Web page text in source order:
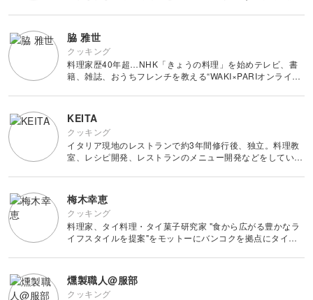
ト。 企業へのレシピ提供、テレビ・雑誌などメディア出演
のほか
脇 雅世
クッキング
料理家歴40年超…NHK「きょうの料理」を始めテレビ、書
籍、雑誌、おうちフレンチを教える“WAKI×PARIオンライン
な料理をご紹介。2020年にはSNSを使って4000人以上の料
KEITA
クッキング
イタリア現地のレストランで約3年間修行後、独立。料理教
室、レシピ開発、レストランのメニュー開発などをしていま
トランの味を作っていただけるレシピを教えています。
梅木幸恵
クッキング
料理家、タイ料理・タイ菓子研究家 "食から広がる豊かなラ
イフスタイルを提案"をモットーにバンコクを拠点にタイ料
ではタイ料理をもっと身近に感じて気軽に作ってもらえるメ
ニューをご用意
燻製職人@服部
クッキング